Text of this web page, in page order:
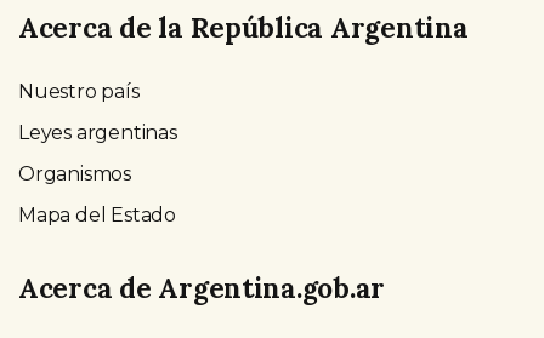
Acerca de la República Argentina
Nuestro país
Leyes argentinas
Organismos
Mapa del Estado
Acerca de Argentina.gob.ar